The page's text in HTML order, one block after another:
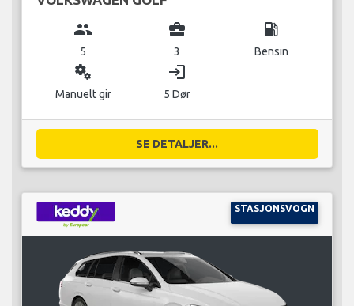
group
5
business_center
3
local_gas_station
Bensin
miscellaneous_services
Manuelt gir
login
5 Dør
SE DETALJER...
STASJONSVOGN